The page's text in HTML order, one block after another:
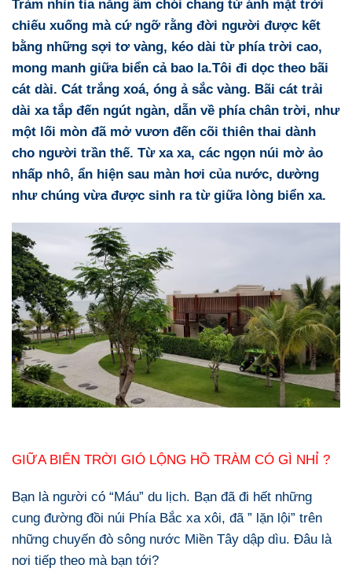
Tràm nhìn tia nắng ấm chói chang từ ánh mặt trời
chiếu xuống mà cứ ngỡ rằng đời người được kết
bằng những sợi tơ vàng, kéo dài từ phía trời cao,
mong manh giữa biển cả bao la.Tôi đi dọc theo bãi
cát dài. Cát trắng xoá, óng ả sắc vàng. Bãi cát trải
dài xa tắp đến ngút ngàn, dẫn về phía chân trời, như
một lối mòn đã mở vươn đến cõi thiên thai dành
cho người trần thế. Từ xa xa, các ngọn núi mờ ảo
nhấp nhô, ẩn hiện sau màn hơi của nước, dường
như chúng vừa được sinh ra từ giữa lòng biển xa.
GIỮA BIỂN TRỜI GIÓ LỘNG HỒ TRÀM CÓ GÌ NHỈ ?
Bạn là người có “Máu” du lịch. Bạn đã đi hết những
cung đường đồi núi Phía Bắc xa xôi, đã ” lặn lội” trên
những chuyến đò sông nước Miền Tây dập dìu. Đâu là
nơi tiếp theo mà bạn tới?